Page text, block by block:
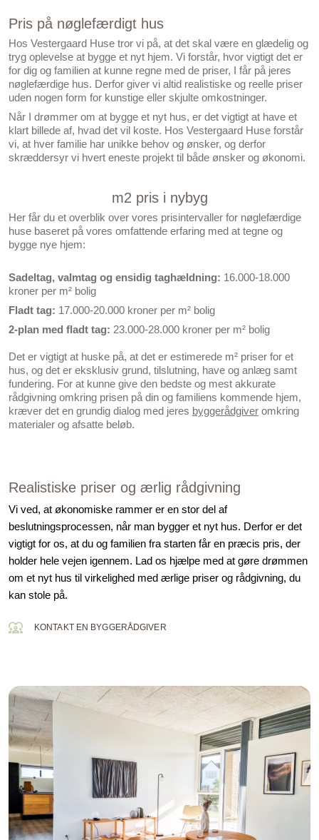
Pris på nøglefærdigt hus
Hos Vestergaard Huse tror vi på, at det skal være en glædelig og
tryg oplevelse at bygge et nyt hjem. Vi forstår, hvor vigtigt det er
for dig og familien at kunne regne med de priser, I får på jeres
nøglefærdige hus. Derfor giver vi altid realistiske og reelle priser
uden nogen form for kunstige eller skjulte omkostninger.
Når I drømmer om at bygge et nyt hus, er det vigtigt at have et
klart billede af, hvad det vil koste. Hos Vestergaard Huse forstår
vi, at hver familie har unikke behov og ønsker, og derfor
skræddersyr vi hvert eneste projekt til både ønsker og økonomi.
m2 pris i nybyg
Her får du et overblik over vores prisintervaller for nøglefærdige
huse baseret på vores omfattende erfaring med at tegne og
bygge nye hjem:
Sadeltag, valmtag og ensidig taghældning: 16.000-18.000
kroner per m² bolig
Fladt tag: 17.000-20.000 kroner per m² bolig
2-plan med fladt tag: 23.000-28.000 kroner per m² bolig
Det er vigtigt at huske på, at det er estimerede m² priser for et
hus, og det er eksklusiv grund, tilslutning, have og anlæg samt
fundering. For at kunne give den bedste og mest akkurate
rådgivning omkring prisen på din og familiens kommende hjem,
kræver det en grundig dialog med jeres byggerådgiver omkring
materialer og afsatte beløb.
Realistiske priser og ærlig rådgivning
Vi ved, at økonomiske rammer er en stor del af
beslutningsprocessen, når man bygger et nyt hus. Derfor er det
vigtigt for os, at du og familien fra starten får en præcis pris, der
holder hele vejen igennem. Lad os hjælpe med at gøre drømmen
om et nyt hus til virkelighed med ærlige priser og rådgivning, du
kan stole på.
KONTAKT EN BYGGERÅDGIVER